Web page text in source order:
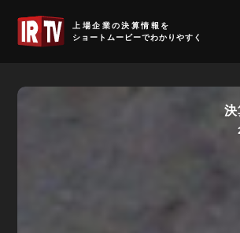
上場企業の決算情報を
ショートムービーでわかりやすく